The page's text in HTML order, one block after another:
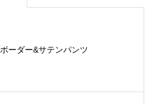
ボーダー&サテンパンツ